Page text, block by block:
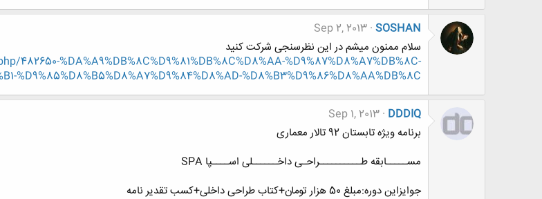
SOSHAN
Sep 2, 2013
سلام ممنون میشم در این نظرسنجی شرکت کنید
%DA%A9%DB%8C%D9%81%DB%8C%D8%AA-%D9%87%D8%A7%DB%8C-
%D9%85%D8%B5%D8%A7%D9%84%D8%AD-%D8%B3%D9%86%D8%AA%DB%8C
DDDIQ
Sep 1, 2013
برنامه ویژه تابستان 92 تالار معماری
مســـــابقه طــــــــــراحـی داخــــــلی اســــپا SPA
جوایزاین دوره:مبلغ 50 هزار تومان+کتاب طراحی داخلی+کسب تقدیر نامه